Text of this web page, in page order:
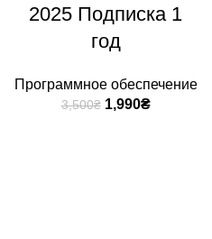
2025 Подписка 1
год
Программное обеспечение
3,500₴ 1,990₴